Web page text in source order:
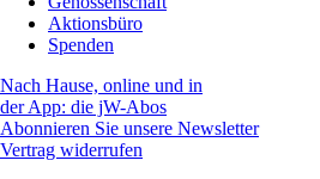
Aktionsbüro
Spenden
Nach Hause, online und in
der App: die jW-Abos
Abonnieren Sie unsere Newsletter
Vertrag widerrufen